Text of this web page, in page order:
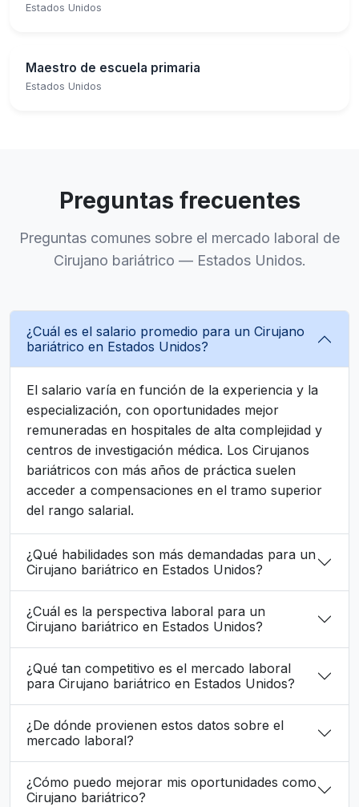
Estados Unidos
Maestro de escuela primaria
Estados Unidos
Preguntas frecuentes
Preguntas comunes sobre el mercado laboral de
Cirujano bariátrico — Estados Unidos.
¿Cuál es el salario promedio para un Cirujano
bariátrico en Estados Unidos?
El salario varía en función de la experiencia y la
especialización, con oportunidades mejor
remuneradas en hospitales de alta complejidad y
centros de investigación médica. Los Cirujanos
bariátricos con más años de práctica suelen
acceder a compensaciones en el tramo superior
del rango salarial.
¿Qué habilidades son más demandadas para un
Cirujano bariátrico en Estados Unidos?
¿Cuál es la perspectiva laboral para un
Cirujano bariátrico en Estados Unidos?
¿Qué tan competitivo es el mercado laboral
para Cirujano bariátrico en Estados Unidos?
¿De dónde provienen estos datos sobre el
mercado laboral?
¿Cómo puedo mejorar mis oportunidades como
Cirujano bariátrico?